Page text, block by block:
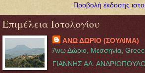
Προβολή έκδοσης
Επιμέλεια Ιστολογίου
ΑΝΩ ΔΩΡΙΟ (ΣΟΥΛΙΜΑ)
Άνω Δώριο, Μεσσηνία,
ΓΙΑΝΝΗΣ ΑΛ.